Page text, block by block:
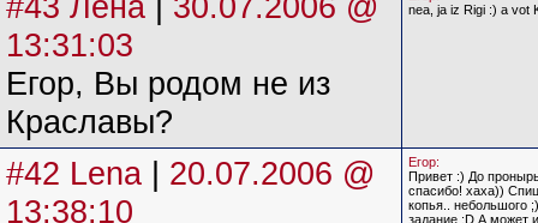
13:31:03
Егор, Вы родом не из
Краславы?
nea, ja iz Rigi :) a vot
#42 Lena | 20.07.2006 @
13:38:10
Егор:
Привет :) До
спасибо! хаха))
копья.. небольшого
задание :D А может